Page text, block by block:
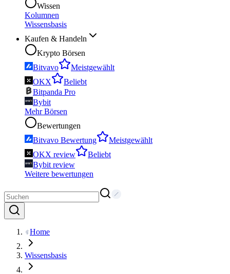
Wissen
Kolumnen
Wissensbasis
Kaufen & Handeln
Krypto Börsen
Bitvavo
Meistgewählt
OKX
Beliebt
Bitpanda Pro
Bybit
Mehr Börsen
Bewertungen
Bitvavo Bewertung
Meistgewählt
OKX review
Beliebt
Bybit review
Weitere bewertungen
Home
Wissensbasis